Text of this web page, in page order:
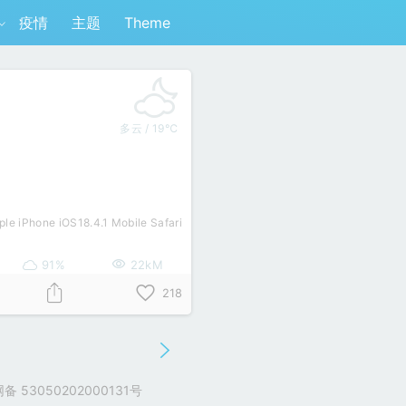
疫情 主题 Theme
多云 / 19℃
iPhone iOS18.4.1 Mobile Safari
91% 22kM
218
备 53050202000131号